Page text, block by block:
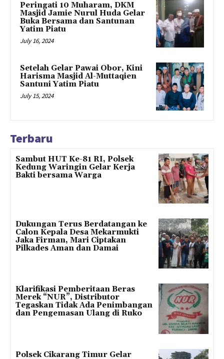
Peringati 10 Muharam, DKM
Masjid Jamie Nurul Huda Gelar
Buka Bersama dan Santunan
Yatim Piatu
July 16, 2024
Setelah Gelar Pawai Obor, Kini
Harisma Masjid Al-Muttaqien
Santuni Yatim Piatu
July 15, 2024
Terbaru
Sambut HUT Ke-81 RI, Polsek
Kedung Waringin Gelar Kerja
Bakti bersama Warga
Dukungan Terus Berdatangan ke
Calon Kepala Desa Mekarmukti
Jaka Firman, Mari Ciptakan
Pilkades Aman dan Damai
Klarifikasi Pemberitaan Beras
Merek “NUR”, Distributor
Tegaskan Tidak Ada Penimbangan
dan Pengemasan Ulang di Ruko
Polsek Cikarang Timur Gelar